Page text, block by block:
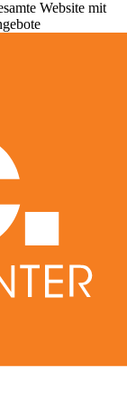
Website mit